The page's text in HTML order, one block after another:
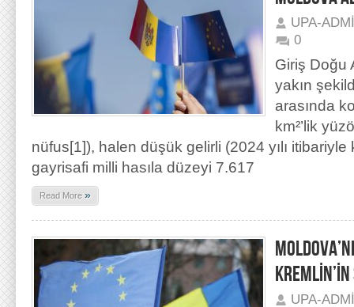
UPA-
0
Giriş Doğu
yakın
arasında
km²’lik
nüfus[1]), halen düşük gelirli (2024 yılı itibariyle
gayrisafi milli hasıla düzeyi 7.617
Read More »
UPA-